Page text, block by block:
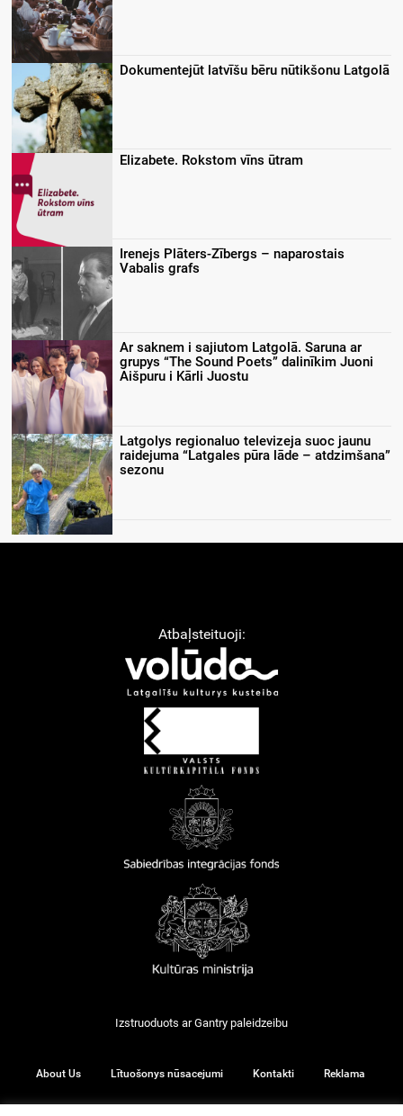
Dokumentejūt latvīšu bēru nūtikšonu Latgolā
Elizabete. Rokstom vīns ūtram
Irenejs Plāters-Zībergs – naparostais
Vabalis grafs
Ar saknem i sajiutom Latgolā. Saruna ar
grupys “The Sound Poets” dalinīkim Juoni
Aišpuru i Kārli Juostu
Latgolys regionaluo televizeja suoc jaunu
raidejuma “Latgales pūra lāde – atdzimšana”
sezonu
Atbaļsteituoji:
Izstruoduots arGantry paleidzeibu
About Us Lītuošonys nūsacejumi Kontakti Reklama